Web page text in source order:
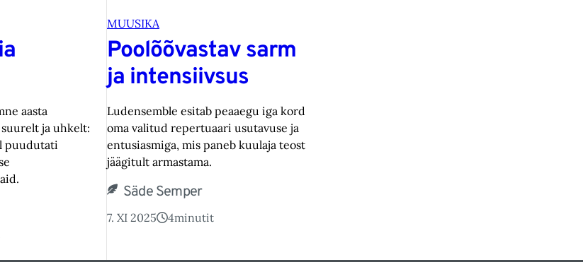
aasta
ja uhkelt:
puudutati
MUUSIKA
Poolõõvastav sarm
ja intensiivsus
Ludensemble esitab peaaegu iga kord
oma valitud repertuaari usutavuse ja
entusiasmiga, mis paneb kuulaja teost
jäägitult armastama.
Säde Semper
7. XI 2025 4minutit